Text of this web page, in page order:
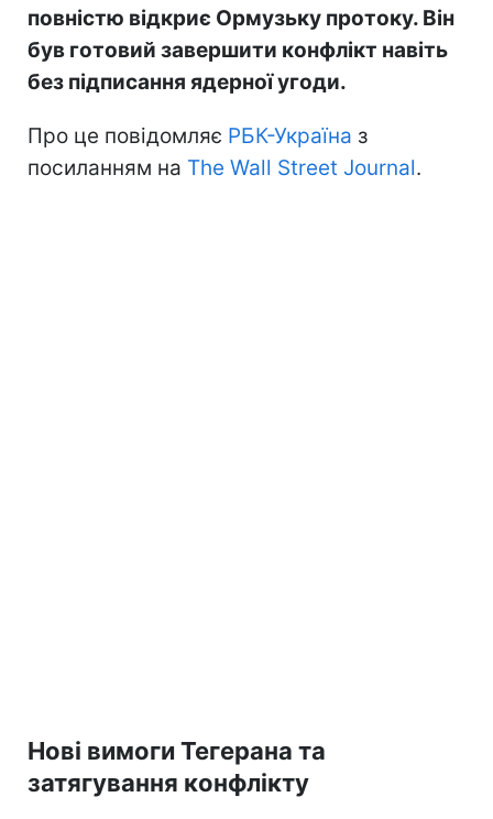
повністю відкриє Ормузьку протоку. Він
був готовий завершити конфлікт навіть
без підписання ядерної угоди.
Про це повідомляє РБК-Україна з
посиланням на The Wall Street Journal.
Нові вимоги Тегерана та
затягування конфлікту